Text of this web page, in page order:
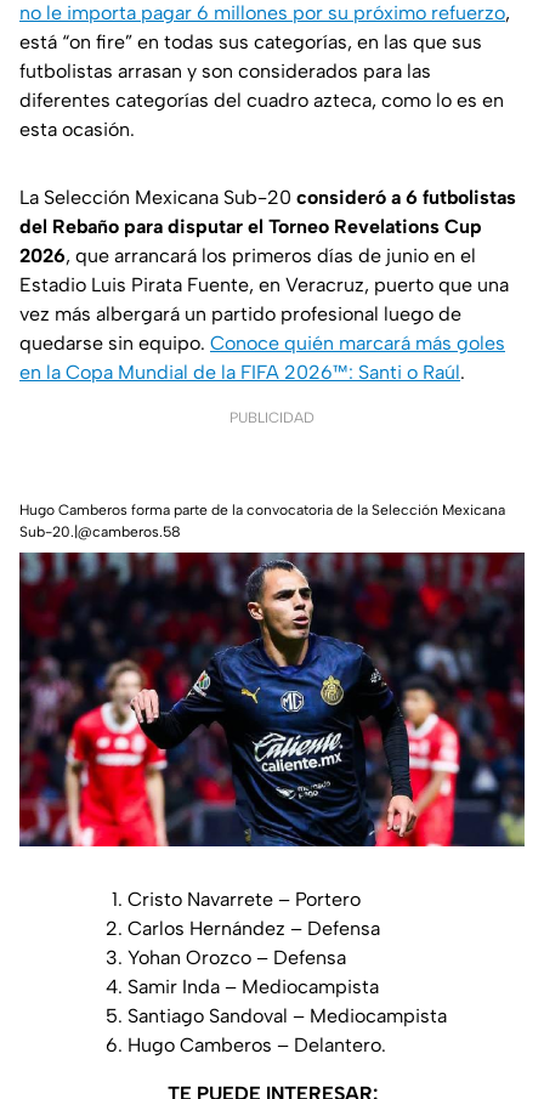
no le importa pagar 6 millones por su próximo refuerzo,
está “on fire” en todas sus categorías, en las que sus
futbolistas arrasan y son considerados para las
diferentes categorías del cuadro azteca, como lo es en
esta ocasión.
La Selección Mexicana Sub-20 consideró a 6 futbolistas
del Rebaño para disputar el Torneo Revelations Cup
2026, que arrancará los primeros días de junio en el
Estadio Luis Pirata Fuente, en Veracruz, puerto que una
vez más albergará un partido profesional luego de
quedarse sin equipo. Conoce quién marcará más goles
en la Copa Mundial de la FIFA 2026™: Santi o Raúl.
PUBLICIDAD
Hugo Camberos forma parte de la convocatoria de la Selección Mexicana
Sub-20.|@camberos.58
Cristo Navarrete – Portero
Carlos Hernández – Defensa
Yohan Orozco – Defensa
Samir Inda – Mediocampista
Santiago Sandoval – Mediocampista
Hugo Camberos – Delantero.
TE PUEDE INTERESAR: